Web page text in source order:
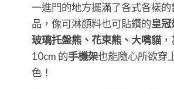
一進門的地方擺滿了各式各樣
品，像可淋顏料也可貼鑽的皇冠
玻璃托盤熊、花束熊、大嘴貓，
10cm 的手機架也能隨心所欲穿
色！